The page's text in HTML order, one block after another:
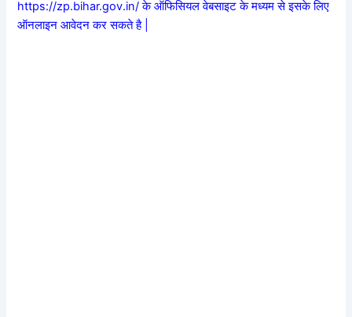
https://zp.bihar.gov.in/ के ऑफिसियल वेबसाइट के मध्यम से इसके लिए
ऑनलाइन आवेदन कर सकते है |